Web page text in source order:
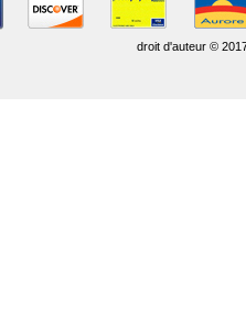
droit d'auteur ©